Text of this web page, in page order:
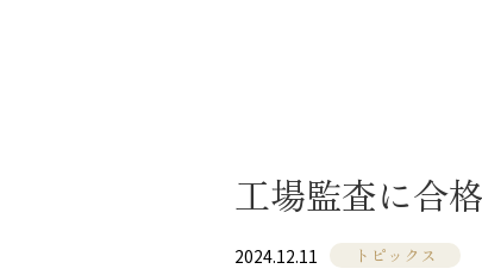
工場監査に合
2024.12.11 トピックス